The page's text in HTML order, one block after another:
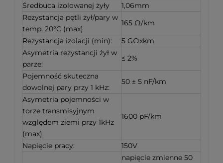
Średbuca izolowanej żyły
1,06mm
Rezystancja pętli żył/pary w
temp. 20°C (max)
165 Ω/km
Rezystancja izolacji (min):
5 GΩxkm
Asymetria rezystancji żył w
parze:
≤ 2%
Pojemność skuteczna
dowolnej pary przy 1 kHz:
50 ± 5 nF/km
Asymetria pojemności w
torze transmisyjnym
względem ziemi przy 1kHz
(max)
1600 pF/km
Napięcie pracy: 150V
napięcie zmienne 50